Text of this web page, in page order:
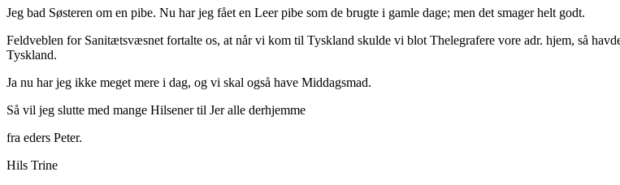
Jeg bad Søsteren om en pibe. Nu har jeg fået en Leer pibe som de brugte i gamle dage; men det smager helt godt.
Feldveblen for Sanitætsvæsnet fortalte os, at når vi kom til Tyskland skulde vi blot Thelegrafere vore adr. hjem, så
Tyskland.
Ja nu har jeg ikke meget mere i dag, og vi skal også have Middagsmad.
Så vil jeg slutte med mange Hilsener til Jer alle derhjemme
fra eders Peter.
Hils Trine